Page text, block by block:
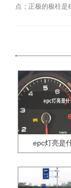
点；正极的极柱是
epc灯亮是